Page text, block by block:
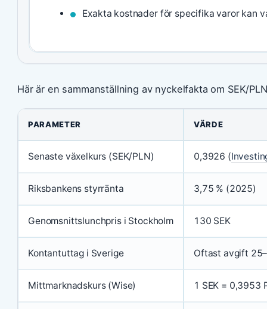
Exakta kostnader för specifika varor kan
Här är en sammanställning av nyckelfakta om SEK/
Nyckelfakta om SEK/PLN
PARAMETER VÄRDE
Senaste växelkurs (SEK/PLN) 0,3926 (
Riksbankens styrränta 3,75 % (2025)
Genomsnittslunchpris i Stockholm 130 SEK
Kontantuttag i Sverige Oftast avgift
Mittmarknadskurs (Wise) 1 SEK = 0,3953